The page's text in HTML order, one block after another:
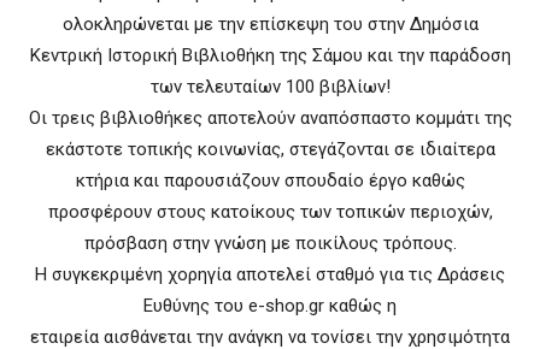
ολοκληρώνεται με την επίσκεψη του στην Δημόσια
Κεντρική Ιστορική Βιβλιοθήκη της Σάμου και την παράδοση
των τελευταίων 100 βιβλίων!
Οι τρεις βιβλιοθήκες αποτελούν αναπόσπαστο κομμάτι της
εκάστοτε τοπικής κοινωνίας, στεγάζονται σε ιδιαίτερα
κτήρια και παρουσιάζουν σπουδαίο έργο καθώς
προσφέρουν στους κατοίκους των τοπικών περιοχών,
πρόσβαση στην γνώση με ποικίλους τρόπους.
Η συγκεκριμένη χορηγία αποτελεί σταθμό για τις Δράσεις
Ευθύνης του e-shop.gr καθώς η
εταιρεία αισθάνεται την ανάγκη να τονίσει την χρησιμότητα